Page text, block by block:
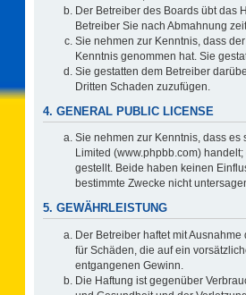
Der Betreiber des Boards übt das
Betreiber Sie nach Abmahnung
Sie nehmen zur Kenntnis, dass
Kenntnis genommen hat. Sie
Sie gestatten dem Betreiber
Dritten Schaden zuzufügen.
4. GENERAL PUBLIC LICENSE
Sie nehmen zur Kenntnis, dass es
Limited (www.phpbb.com)
gestellt. Beide haben keinen
bestimmte Zwecke nicht
5. GEWÄHRLEISTUNG
Der Betreiber haftet mit
für Schäden, die auf ein
entgangenen Gewinn.
Die Haftung ist gegenüber